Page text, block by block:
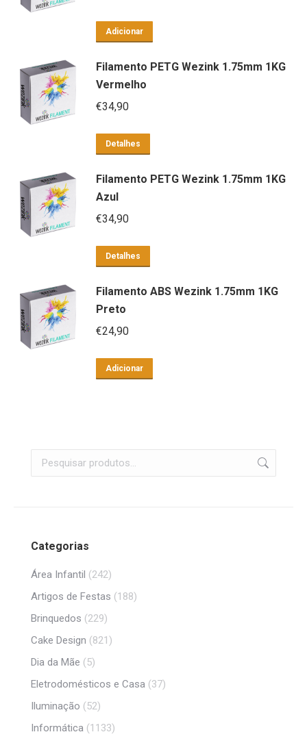
Adicionar
Filamento PETG Wezink 1.75mm 1KG
Vermelho
€34,90
Detalhes
Filamento PETG Wezink 1.75mm 1KG
Azul
€34,90
Detalhes
Filamento ABS Wezink 1.75mm 1KG
Preto
€24,90
Adicionar
Categorias
Área Infantil (242)
Artigos de Festas (188)
Brinquedos (229)
Cake Design (821)
Dia da Mãe (5)
Eletrodomésticos e Casa (37)
Iluminação (52)
Informática (1133)